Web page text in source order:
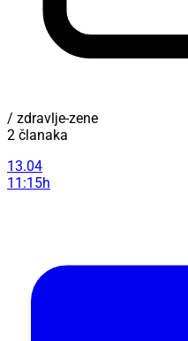
/ zdravlje-zene
2 članaka
13.04
11:15h